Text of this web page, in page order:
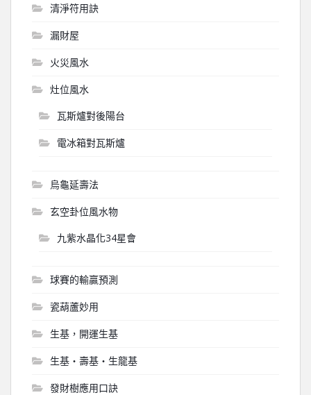
清淨符用訣
漏財屋
火災風水
灶位風水
瓦斯爐對後陽台
電冰箱對瓦斯爐
烏龜延壽法
玄空卦位風水物
九紫水晶化34星會
球賽的輸贏預測
瓷葫蘆妙用
生基，開運生基
生基‧壽基‧生龍基
發財樹應用口訣